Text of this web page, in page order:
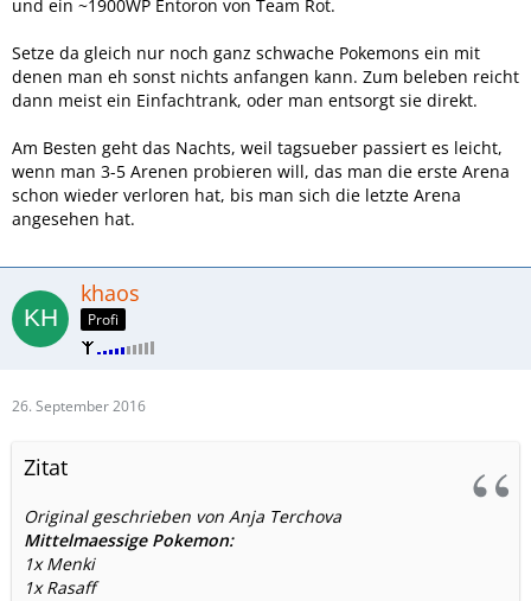
und ein ~1900WP Entoron von Team Rot.
Setze da gleich nur noch ganz schwache Pokemons ein mit
denen man eh sonst nichts anfangen kann. Zum beleben reicht
dann meist ein Einfachtrank, oder man entsorgt sie direkt.
Am Besten geht das Nachts, weil tagsueber passiert es leicht,
wenn man 3-5 Arenen probieren will, das man die erste Arena
schon wieder verloren hat, bis man sich die letzte Arena
angesehen hat.
khaos
Profi
26. September 2016
Zitat
Original geschrieben von Anja Terchova
Mittelmaessige Pokemon:
1x Menki
1x Rasaff